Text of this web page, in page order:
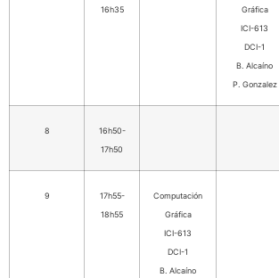
16h35
Gráfica
ICI-613
DCI-1
B. Alcaíno
P. Gonzalez
8
16h50-
17h50
9
17h55-
18h55
Computación
Gráfica
ICI-613
DCI-1
B. Alcaíno